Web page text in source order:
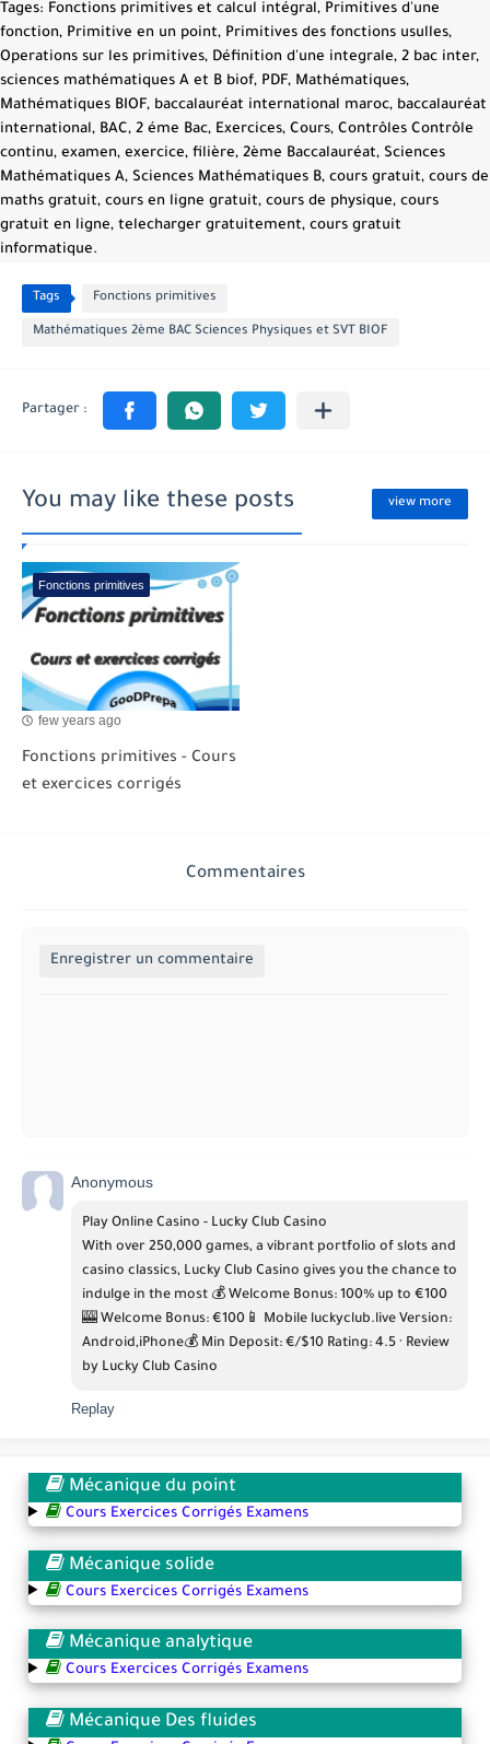
Tages: Fonctions primitives et calcul intégral, Primitives d'une
fonction, Primitive en un point, Primitives des fonctions usulles,
Operations sur les primitives, Définition d'une integrale, 2 bac inter,
sciences mathématiques A et B biof, PDF, Mathématiques,
Mathématiques BIOF, baccalauréat international maroc, baccalauréat
international, BAC, 2 éme Bac, Exercices, Cours, Contrôles Contrôle
continu, examen, exercice, filière, 2ème Baccalauréat, Sciences
Mathématiques A, Sciences Mathématiques B, cours gratuit, cours de
maths gratuit, cours en ligne gratuit, cours de physique, cours
gratuit en ligne, telecharger gratuitement, cours gratuit
informatique.
Tags Fonctions primitives
Mathématiques 2ème BAC Sciences Physiques et SVT BIOF
You may like these posts view more
Fonctions primitives
few years ago
Fonctions primitives - Cours
et exercices corrigés
Commentaires
Enregistrer un commentaire
Anonymous
Play Online Casino - Lucky Club Casino
With over 250,000 games, a vibrant portfolio of slots and
casino classics, Lucky Club Casino gives you the chance to
indulge in the most 💰 Welcome Bonus: 100% up to €100
🎰 Welcome Bonus: €100📱 Mobile luckyclub.live Version:
Android,iPhone💰 Min Deposit: €/$10 Rating: 4.5 · ‎Review
by Lucky Club Casino
Replay
Mécanique du point
Cours Exercices Corrigés Examens
Mécanique solide
Cours Exercices Corrigés Examens
Mécanique analytique
Cours Exercices Corrigés Examens
Mécanique Des fluides